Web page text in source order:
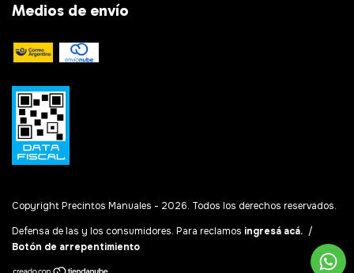
Medios de envío
Copyright Precintos Manuales - 2026. Todos los derechos reservados.
Defensa de las y los consumidores. Para reclamos ingresá acá. /
Botón de arrepentimiento